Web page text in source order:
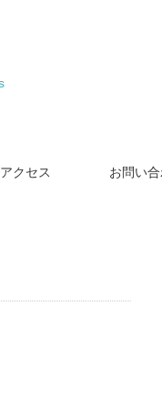
アクセス お問い